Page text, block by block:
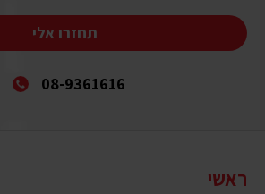
תחזרו אלי
08-9361616
ראשי